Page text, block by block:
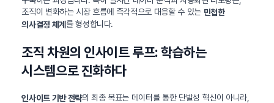
조직이 변화하는 시장 흐름에 즉각적으로 대응할 수 있는 민첩한
의사결정 체계를 형성합니다.
조직 차원의 인사이트 루프: 학습하는
시스템으로 진화하다
인사이트 기반 전략의 최종 목표는 데이터를 통한 단발성 혁신이 아니라,